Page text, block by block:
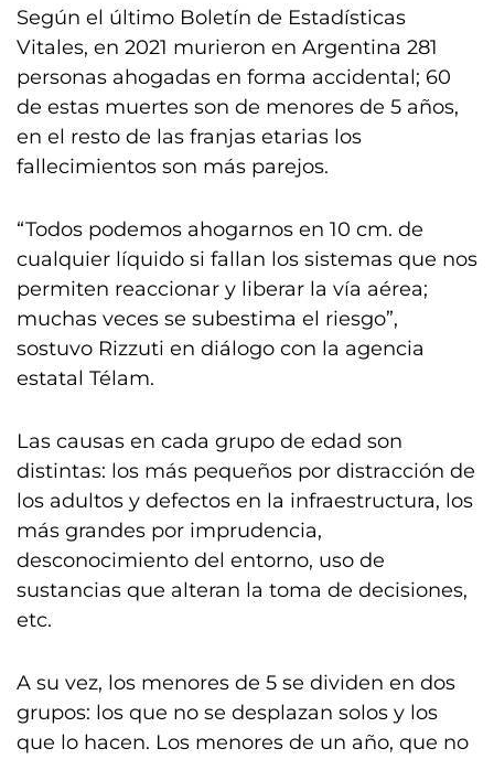
Según el último Boletín de Estadísticas
Vitales, en 2021 murieron en Argentina 281
personas ahogadas en forma accidental; 60
de estas muertes son de menores de 5 años,
en el resto de las franjas etarias los
fallecimientos son más parejos.
“Todos podemos ahogarnos en 10 cm. de
cualquier líquido si fallan los sistemas que nos
permiten reaccionar y liberar la vía aérea;
muchas veces se subestima el riesgo”,
sostuvo Rizzuti en diálogo con la agencia
estatal Télam.
Las causas en cada grupo de edad son
distintas: los más pequeños por distracción de
los adultos y defectos en la infraestructura, los
más grandes por imprudencia,
desconocimiento del entorno, uso de
sustancias que alteran la toma de decisiones,
etc.
A su vez, los menores de 5 se dividen en dos
grupos: los que no se desplazan solos y los
que lo hacen. Los menores de un año, que no